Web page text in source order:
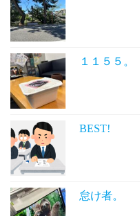
１１５５。
BEST!
怠け者。